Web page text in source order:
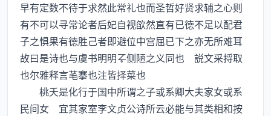
早有定数不待于求然此常礼也而圣哲好贤求辅之心则
有不可以寻常论者后妃自视欿然直有已徳不足以配君
子之惧果有徳胜己者即避位中宫屈已下之亦无所难耳
故曰是诗也与虞书明明侧陋之义同也 説文采捋取
也尔雅释言芼搴也注皆择菜也
桃夭是化行于国中所谓之子或系卿大夫家女或系
民间女 宜其家室李文贞公诗所云必能与其类相和按